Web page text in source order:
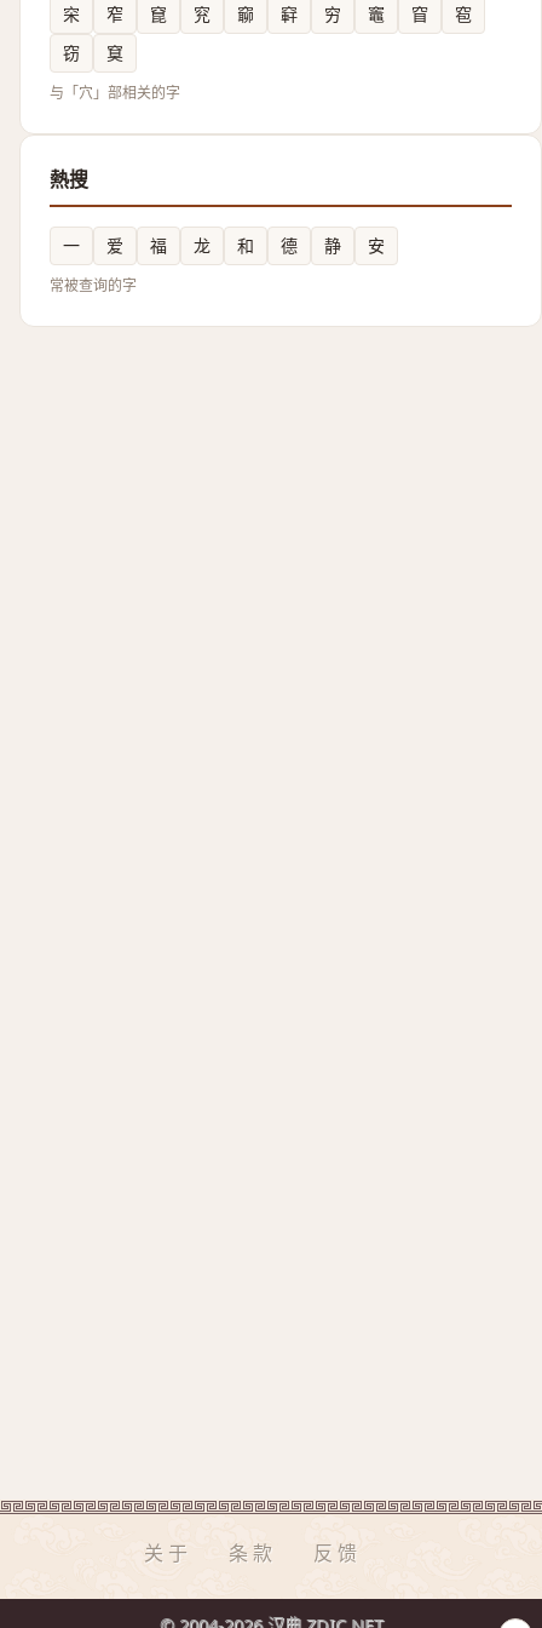
穼 窄 窤 䆓 窷 䆭 穷 竈 窅
窇
窃
䆩
与「穴」部相关的字
熱搜
一 爱 福 龙 和 德 静 安
常被查询的字
关于 条款 反馈